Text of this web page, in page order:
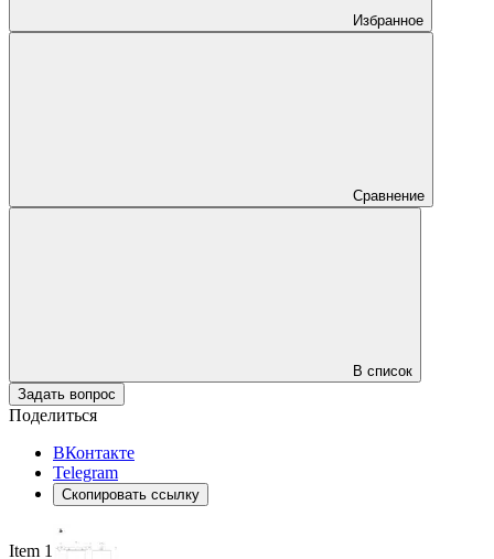
Избранное
Сравнение
В список
Задать вопрос
Поделиться
ВКонтакте
Telegram
Скопировать ссылку
Item 1 of 5